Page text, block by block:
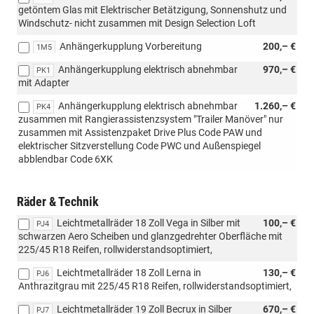
getöntem Glas mit Elektrischer Betätzigung, Sonnenshutz und
Windschutz- nicht zusammen mit Design Selection Loft
1M5 200,– €
Anhängerkupplung Vorbereitung
PK1 970,– €
Anhängerkupplung elektrisch abnehmbar
mit Adapter
PK4 1.260,– €
Anhängerkupplung elektrisch abnehmbar
zusammen mit Rangierassistenzsystem "Trailer Manöver" nur
zusammen mit Assistenzpaket Drive Plus Code PAW und
elektrischer Sitzverstellung Code PWC und Außenspiegel
abblendbar Code 6XK
Räder & Technik
PJ4 100,– €
Leichtmetallräder 18 Zoll Vega in Silber mit
schwarzen Aero Scheiben und glanzgedrehter Oberfläche mit
225/45 R18 Reifen, rollwiderstandsoptimiert,
PJ6 130,– €
Leichtmetallräder 18 Zoll Lerna in
Anthrazitgrau mit 225/45 R18 Reifen, rollwiderstandsoptimiert,
PJ7 670,– €
Leichtmetallräder 19 Zoll Becrux in Silber